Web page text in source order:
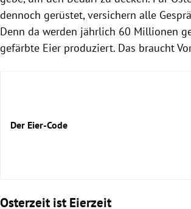
dennoch gerüstet, versichern alle
Denn da werden jährlich 60 Millionen
gefärbte Eier produziert. Das braucht
Der Eier-Code
Osterzeit ist Eierzeit